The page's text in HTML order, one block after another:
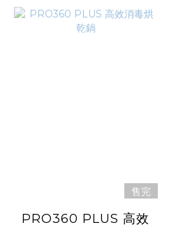
售完
PRO360 PLUS 高效